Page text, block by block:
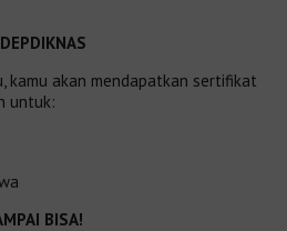
kamu akan mendapatkan sertifikat
untuk:
BISA!